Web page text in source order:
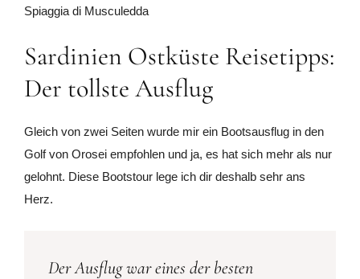
Sardinien Ostküste Reisetipps:
Der tollste Ausflug
Gleich von zwei Seiten wurde mir ein Bootsausflug in den
Golf von Orosei empfohlen und ja, es hat sich mehr als nur
gelohnt. Diese Bootstour lege ich dir deshalb sehr ans
Herz.
Der Ausflug war eines der besten